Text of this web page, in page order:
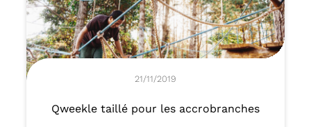
21/11/2019
Qweekle taillé pour les accrobranches